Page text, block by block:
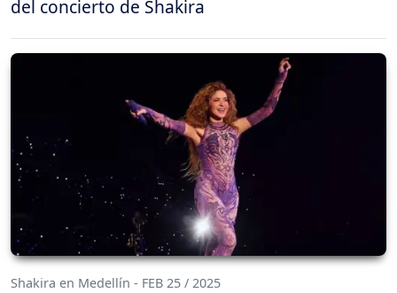
del concierto de Shakira
Shakira en Medellín - FEB 25 / 2025